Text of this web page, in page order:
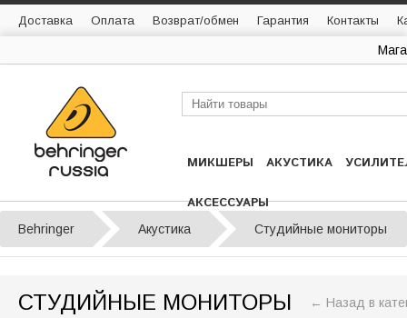
Доставка Оплата Возврат/обмен Гарантия Контакты
МИКШЕРЫ АКУСТИКА
АКСЕССУАРЫ
Behringer Акустика Студийные мониторы
СТУДИЙНЫЕ МОНИТОРЫ ← Назад в